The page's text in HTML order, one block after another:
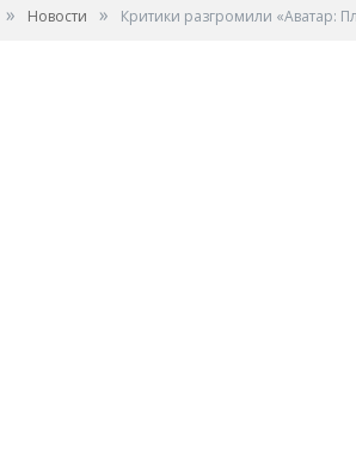
» Новости » Критики разгромили «Аватар: